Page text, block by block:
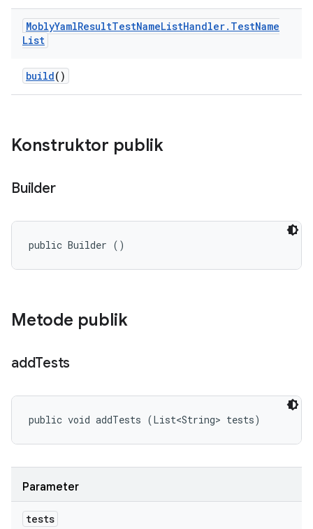
MoblyYamlResultTestNameListHandler. TestName
List
build()
Konstruktor publik
Builder
public Builder ()
Metode publik
addTests
public void addTests (List<String> tests)
Parameter
tests